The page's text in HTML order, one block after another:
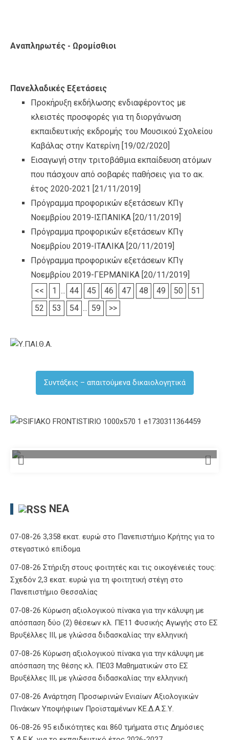
Αναπληρωτές - Ωρομίσθιοι
Πανελλαδικές Εξετάσεις
Προκήρυξη εκδήλωσης ενδιαφέροντος με
κλειστές προσφορές για τη διοργάνωση
εκπαιδευτικής εκδρομής του Μουσικού Σχολείου
Καβάλας στην Κατερίνη [19/02/2020]
Εισαγωγή στην τριτοβάθμια εκπαίδευση ατόμων
που πάσχουν από σοβαρές παθήσεις για το ακ.
έτος 2020-2021 [21/11/2019]
Πρόγραμμα προφορικών εξετάσεων ΚΠγ
Νοεμβρίου 2019-ΙΣΠΑΝΙΚΑ [20/11/2019]
Πρόγραμμα προφορικών εξετάσεων ΚΠγ
Νοεμβρίου 2019-ΙΤΑΛΙΚΑ [20/11/2019]
Πρόγραμμα προφορικών εξετάσεων ΚΠγ
Νοεμβρίου 2019-ΓΕΡΜΑΝΙΚΑ [20/11/2019]
<<
1 ... 44 45 46 47 48 49 50
51
52
53 54 ... 59 >>
Συντάξεις – απαιτούμενα δικαιολογητικά
ΝΈΑ
07-08-26 3,358 εκατ. ευρώ στο Πανεπιστήμιο Κρήτης για το
στεγαστικό επίδομα
07-08-26 Στήριξη στους φοιτητές και τις οικογένειές τους:
Σχεδόν 2,3 εκατ. ευρώ για τη φοιτητική στέγη στο
Πανεπιστήμιο Θεσσαλίας
07-08-26 Κύρωση αξιολογικού πίνακα για την κάλυψη με
απόσπαση δύο (2) θέσεων κλ. ΠΕ11 Φυσικής Αγωγής στο ΕΣ
Βρυξέλλες ΙΙΙ, με γλώσσα διδασκαλίας την ελληνική
07-08-26 Κύρωση αξιολογικού πίνακα για την κάλυψη με
απόσπαση της θέσης κλ. ΠΕ03 Μαθηματικών στο ΕΣ
Βρυξέλλες ΙΙΙ, με γλώσσα διδασκαλίας την ελληνική
07-08-26 Ανάρτηση Προσωρινών Ενιαίων Αξιολογικών
Πινάκων Υποψήφιων Προϊσταμένων ΚΕ.Δ.Α.Σ.Υ.
06-08-26 95 ειδικότητες και 860 τμήματα στις Δημόσιες